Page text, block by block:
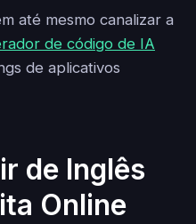
até mesmo canalizar a
de código de IA
de aplicativos
de Inglês
Online